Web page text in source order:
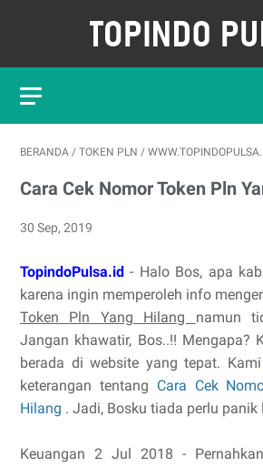
BERANDA / TOKEN PLN /
Cara Cek Nomor Token Pln
30 Sep, 2019
TopindoPulsa.id - Halo Bos, apa
karena ingin memperoleh info
Token Pln Yang Hilang namun
Jangan khawatir, Bos..!! Mengapa?
berada di website yang tepat.
keterangan tentang Cara Cek
Hilang . Jadi, Bosku tiada perlu panik
Keuangan 2 Jul 2018 -